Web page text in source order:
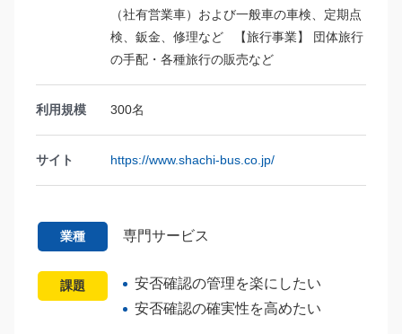
（社有営業車）および一般車の車検、定期点
検、鈑金、修理など 【旅行事業】 団体旅行
の手配・各種旅行の販売など
利用規模 300名
サイト https://www.shachi-bus.co.jp/
業種 専門サービス
課題
安否確認の管理を楽にしたい
安否確認の確実性を高めたい